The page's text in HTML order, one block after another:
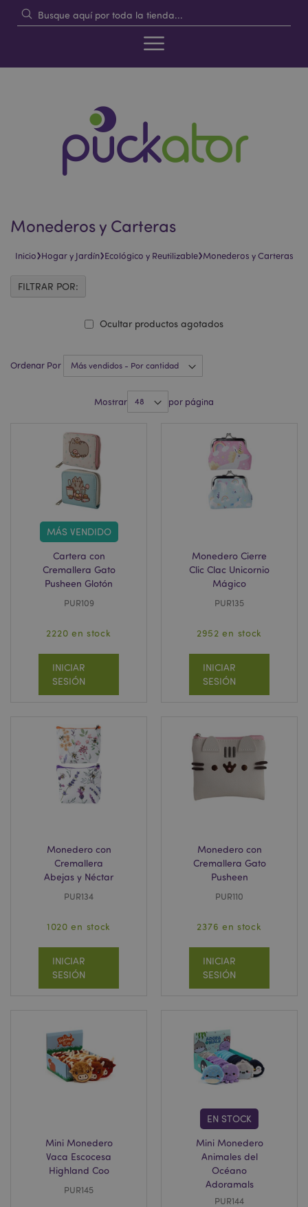
Monederos y Carteras
Inicio›Hogar y Jardín›Ecológico y Reutilizable›Monederos y Carteras
Ordenar Por
Mostrar por página
MÁS VENDIDO
Cartera con
Cremallera Gato
Pusheen Glotón
PUR109
2220 en stock
INICIAR
SESIÓN
Monedero Cierre
Clic Clac Unicornio
Mágico
PUR135
2952 en stock
INICIAR
SESIÓN
Monedero con
Cremallera
Abejas y Néctar
PUR134
1020 en stock
INICIAR
SESIÓN
Monedero con
Cremallera Gato
Pusheen
PUR110
2376 en stock
INICIAR
SESIÓN
Mini Monedero
Vaca Escocesa
Highland Coo
PUR145
EN STOCK
Mini Monedero
Animales del
Océano
Adoramals
PUR144
Ocultar productos agotados
FILTRAR POR: